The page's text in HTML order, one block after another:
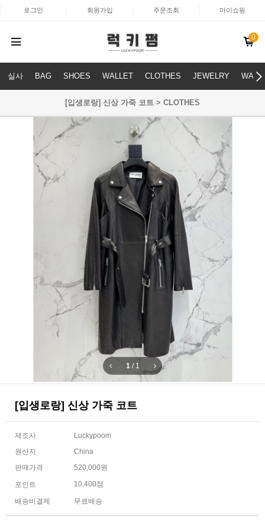
로그인 회원가입 주문조회 마이쇼핑
0
실사 BAG SHOES WALLET CLOTHES JEWELRY
[입생로랑] 신상 가죽 코트 > CLOTHES
1/ 1
[입생로랑] 신상 가죽 코트
제조사
Luckypoom
원산지
China
판매가격
520,000원
포인트 10,400점
배송비결제 무료배송